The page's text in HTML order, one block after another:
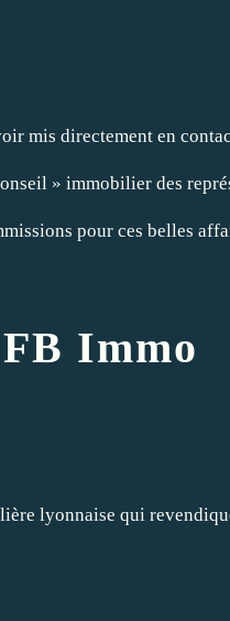
mis directement en
» immobilier des
pour ces belles
Immo
lyonnaise qui